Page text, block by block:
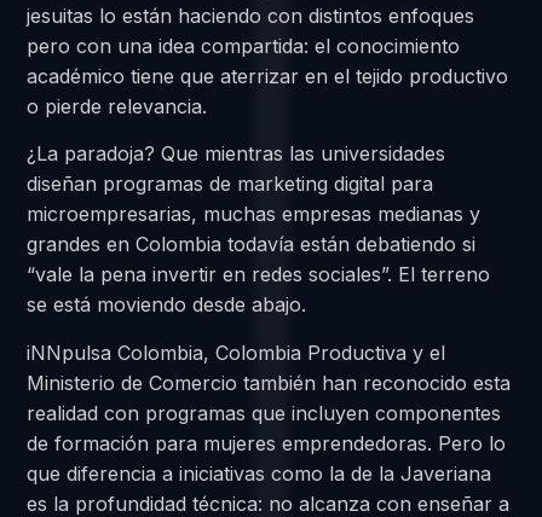
jesuitas lo están haciendo con distintos enfoques
pero con una idea compartida: el conocimiento
académico tiene que aterrizar en el tejido productivo
o pierde relevancia.
¿La paradoja? Que mientras las universidades
diseñan programas de marketing digital para
microempresarias, muchas empresas medianas y
grandes en Colombia todavía están debatiendo si
“vale la pena invertir en redes sociales”. El terreno
se está moviendo desde abajo.
iNNpulsa Colombia, Colombia Productiva y el
Ministerio de Comercio también han reconocido esta
realidad con programas que incluyen componentes
de formación para mujeres emprendedoras. Pero lo
que diferencia a iniciativas como la de la Javeriana
es la profundidad técnica: no alcanza con enseñar a